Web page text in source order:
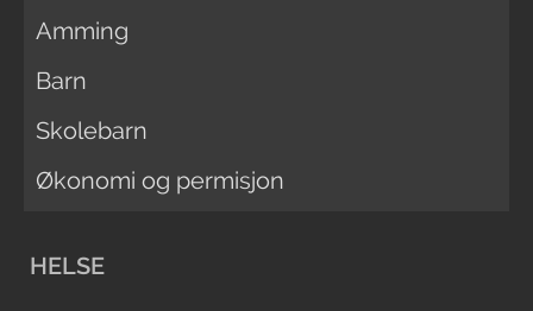
Amming
Barn
Skolebarn
Økonomi og permisjon
HELSE